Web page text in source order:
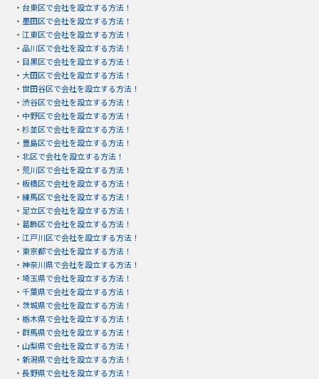
・ 台東区で会社を設立する方法！
・ 墨田区で会社を設立する方法！
・ 江東区で会社を設立する方法！
・ 品川区で会社を設立する方法！
・ 目黒区で会社を設立する方法！
・ 大田区で会社を設立する方法！
・ 世田谷区で会社を設立する方法！
・ 渋谷区で会社を設立する方法！
・ 中野区で会社を設立する方法！
・ 杉並区で会社を設立する方法！
・ 豊島区で会社を設立する方法！
・ 北区で会社を設立する方法！
・ 荒川区で会社を設立する方法！
・ 板橋区で会社を設立する方法！
・ 練馬区で会社を設立する方法！
・ 足立区で会社を設立する方法！
・ 葛飾区で会社を設立する方法！
・ 江戸川区で会社を設立する方法！
・ 東京都で会社を設立する方法！
・ 神奈川県で会社を設立する方法！
・ 埼玉県で会社を設立する方法！
・ 千葉県で会社を設立する方法！
・ 茨城県で会社を設立する方法！
・ 栃木県で会社を設立する方法！
・ 群馬県で会社を設立する方法！
・ 山梨県で会社を設立する方法！
・ 新潟県で会社を設立する方法！
・ 長野県で会社を設立する方法！